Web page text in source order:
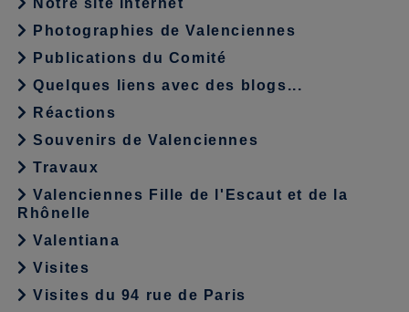
Notre site internet
Photographies de Valenciennes
Publications du Comité
Quelques liens avec des blogs...
Réactions
Souvenirs de Valenciennes
Travaux
Valenciennes Fille de l'Escaut et de la
Rhônelle
Valentiana
Visites
Visites du 94 rue de Paris